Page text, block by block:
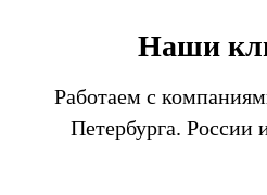
Наши
Работаем с
Петербурга.